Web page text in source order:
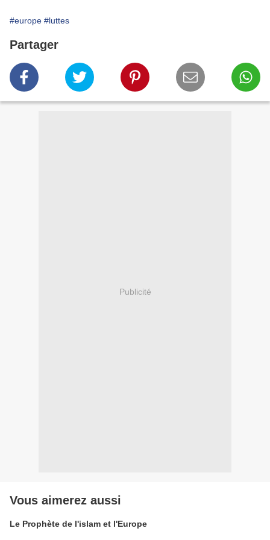
#europe #luttes
Partager
Publicité
Vous aimerez aussi
Le Prophète de l'islam et l'Europe